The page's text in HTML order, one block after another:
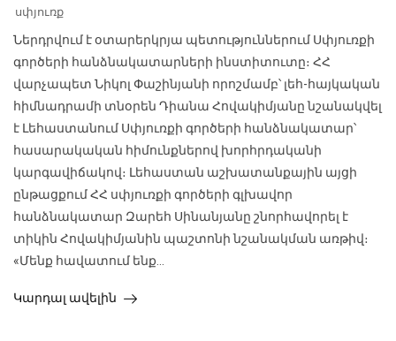
սփյուռք
Ներդրվում է օտարերկրյա պետություններում Սփյուռքի
գործերի հանձնակատարների ինստիտուտը։ ՀՀ
վարչապետ Նիկոլ Փաշինյանի որոշմամբ՝ լեհ-հայկական
հիմնադրամի տնօրեն Դիանա Հովակիմյանը նշանակվել
է Լեհաստանում Սփյուռքի գործերի հանձնակատար՝
հասարակական հիմունքներով խորհրդականի
կարգավիճակով։ Լեհաստան աշխատանքային այցի
ընթացքում ՀՀ սփյուռքի գործերի գլխավոր
հանձնակատար Զարեհ Սինանյանը շնորհավորել է
տիկին Հովակիմյանին պաշտոնի նշանակման առթիվ։
«Մենք հավատում ենք...
Կարդալ ավելին